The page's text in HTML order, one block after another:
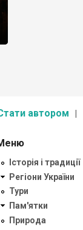
автором
Історія і традиції
Регіони України
Тури
Пам'ятки
Природа